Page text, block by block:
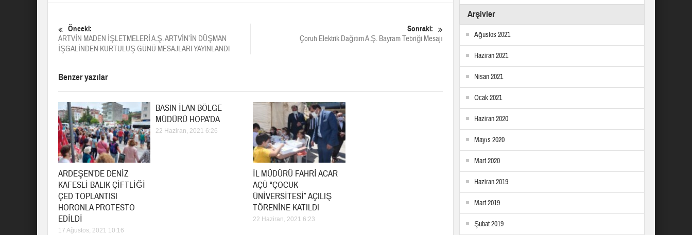
Önceki:
ARTVİN MADEN İŞLETMELERİ A.Ş. ARTVİN’İN DÜŞMAN
İŞGALİNDEN KURTULUŞ GÜNÜ MESAJLARI YAYINLANDI
Sonraki:
Çoruh Elektrik Dağıtım A.Ş. Bayram Tebriği Mesajı
Benzer yazılar
ARDEŞEN’DE DENİZ
KAFESLİ BALIK ÇİFTLİĞİ
ÇED TOPLANTISI
HORONLA PROTESTO
EDİLDİ
17 Ağustos, 2021 10:16
BASIN İLAN BÖLGE
MÜDÜRÜ HOPA’DA
22 Haziran, 2021 6:26
İL MÜDÜRÜ FAHRİ ACAR
AÇÜ “ÇOCUK
ÜNİVERSİTESİ” AÇILIŞ
TÖRENİNE KATILDI
22 Haziran, 2021 6:23
Arşivler
Ağustos 2021
Haziran 2021
Nisan 2021
Ocak 2021
Haziran 2020
Mayıs 2020
Mart 2020
Haziran 2019
Mart 2019
Şubat 2019